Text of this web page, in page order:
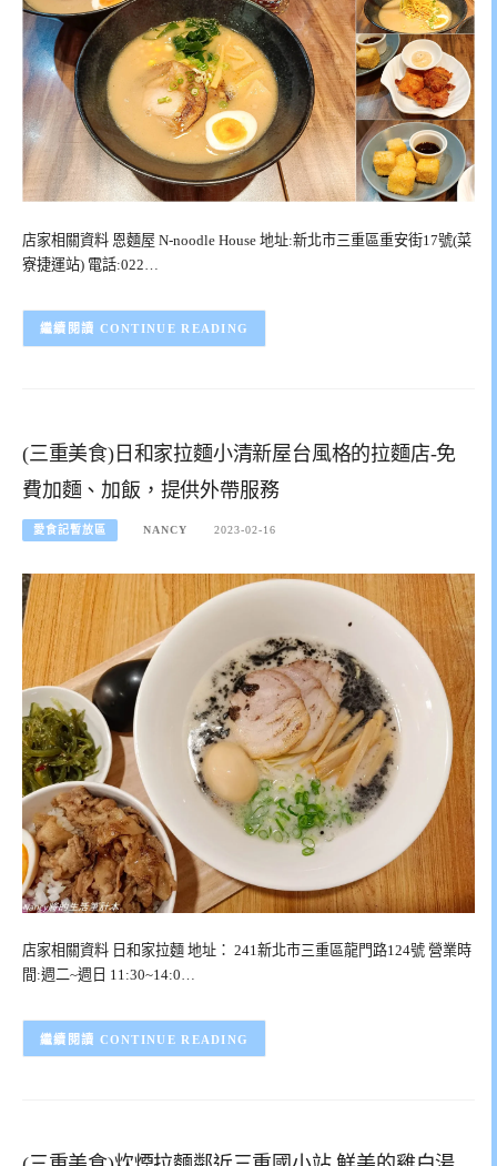
店家相關資料 恩麵屋 N-noodle House 地址:新北市三重區重安街17號(菜
寮捷運站) 電話:022…
CONTINUE READING
(三重美食)日和家拉麵小清新屋台風格的拉麵店-免
費加麵、加飯，提供外帶服務
愛食記暫放區 NANCY 2023-02-16
店家相關資料 日和家拉麵 地址： 241新北市三重區龍門路124號 營業時
間:週二~週日 11:30~14:0…
CONTINUE READING